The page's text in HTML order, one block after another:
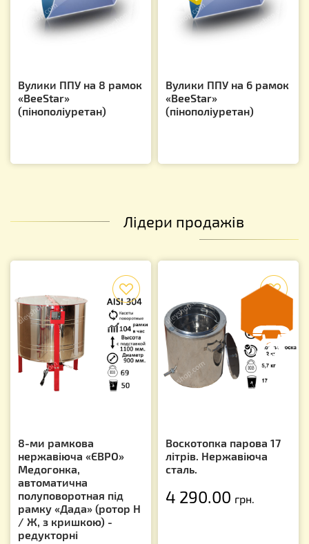
Вулики ППУ на 8 рамок
«BeeStar»
(пінополіуретан)
Вулики ППУ на 6 рамок
«BeeStar»
(пінополіуретан)
Лідери продажів
8-ми рамкова
нержавіюча «ЄВРО»
Медогонка,
автоматична
полуповоротная під
рамку «Дада» (ротор Н
/ Ж, з кришкою) -
редукторні
Воскотопка парова 17
літрів. Нержавіюча
сталь.
4 290.00 грн.